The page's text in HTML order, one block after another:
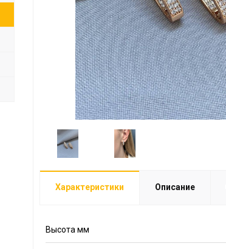
Характеристики Описание
Высота мм